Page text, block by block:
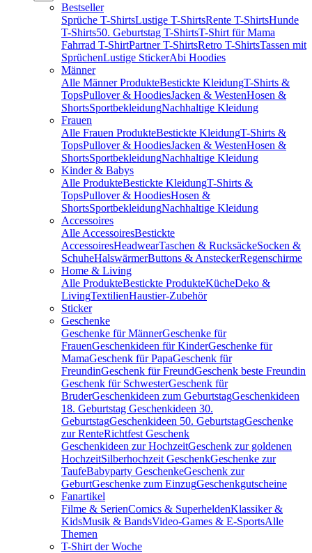
Bestseller
Sprüche T-ShirtsLustige T-ShirtsRente T-ShirtsHunde
T-Shirts50. Geburtstag T-ShirtsT-Shirt für Mama
Fahrrad T-ShirtPartner T-ShirtsRetro T-ShirtsTassen mit
SprüchenLustige StickerAbi Hoodies
Männer
Alle Männer ProdukteBestickte KleidungT-Shirts &
TopsPullover & HoodiesJacken & WestenHosen &
ShortsSportbekleidungNachhaltige Kleidung
Frauen
Alle Frauen ProdukteBestickte KleidungT-Shirts &
TopsPullover & HoodiesJacken & WestenHosen &
ShortsSportbekleidungNachhaltige Kleidung
Kinder & Babys
Alle ProdukteBestickte KleidungT-Shirts &
TopsPullover & HoodiesHosen &
ShortsSportbekleidungNachhaltige Kleidung
Accessoires
Alle AccessoiresBestickte
AccessoiresHeadwearTaschen & RucksäckeSocken &
SchuheHalswärmerButtons & AnsteckerRegenschirme
Home & Living
Alle ProdukteBestickte ProdukteKücheDeko &
LivingTextilienHaustier-Zubehör
Sticker
Geschenke
Geschenke für MännerGeschenke für
FrauenGeschenkideen für KinderGeschenke für
MamaGeschenk für PapaGeschenk für
FreundinGeschenk für FreundGeschenk beste Freundin
Geschenk für SchwesterGeschenk für
BruderGeschenkideen zum GeburtstagGeschenkideen
18. Geburtstag Geschenkideen 30.
GeburtstagGeschenkideen 50. GeburtstagGeschenke
zur RenteRichtfest Geschenk
Geschenkideen zur HochzeitGeschenk zur goldenen
HochzeitSilberhochzeit GeschenkGeschenke zur
TaufeBabyparty GeschenkeGeschenk zur
GeburtGeschenke zum EinzugGeschenkgutscheine
Fanartikel
Filme & SerienComics & SuperheldenKlassiker &
KidsMusik & BandsVideo-Games & E-SportsAlle
Themen
T-Shirt der Woche